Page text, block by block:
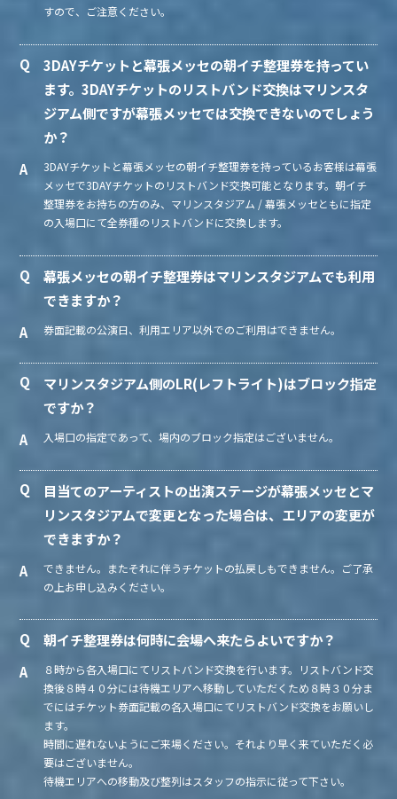
すので、ご注意ください。
3DAYチケットと幕張メッセの朝イチ整理券を持ってい
ます。3DAYチケットのリストバンド交換はマリンスタ
ジアム側ですが幕張メッセでは交換できないのでしょう
か？
3DAYチケットと幕張メッセの朝イチ整理券を持っているお客様は幕張
メッセで3DAYチケットのリストバンド交換可能となります。朝イチ
整理券をお持ちの方のみ、マリンスタジアム / 幕張メッセともに指定
の入場口にて全券種のリストバンドに交換します。
幕張メッセの朝イチ整理券はマリンスタジアムでも利用
できますか？
券面記載の公演日、利用エリア以外でのご利用はできません。
マリンスタジアム側のLR(レフトライト)はブロック指定
ですか？
入場口の指定であって、場内のブロック指定はございません。
目当てのアーティストの出演ステージが幕張メッセとマ
リンスタジアムで変更となった場合は、エリアの変更が
できますか？
できません。またそれに伴うチケットの払戻しもできません。ご了承
の上お申し込みください。
朝イチ整理券は何時に会場へ来たらよいですか？
８時から各入場口にてリストバンド交換を行います。リストバンド交
換後８時４０分には待機エリアへ移動していただくため８時３０分ま
でにはチケット券面記載の各入場口にてリストバンド交換をお願いし
ます。
時間に遅れないようにご来場ください。それより早く来ていただく必
要はございません。
待機エリアへの移動及び整列はスタッフの指示に従って下さい。